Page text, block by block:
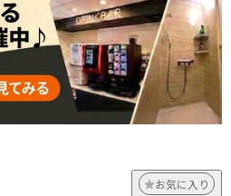
お気に入り